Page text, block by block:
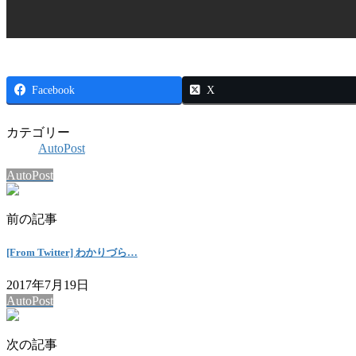
Facebook X
カテゴリー
AutoPost
AutoPost
前の記事
[From Twitter] わかりづら…
2017年7月19日
AutoPost
次の記事